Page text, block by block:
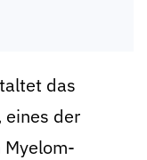
das
eines der